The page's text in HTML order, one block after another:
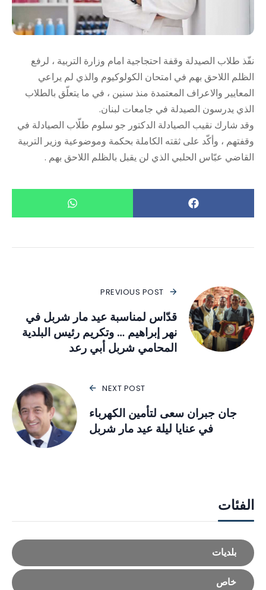
نفّذ طلاب الصيدلة وقفة احتجاجية امام وزارة التربية ، لرفع
الظلم اللاحق بهم في امتحان الكولوكيوم والذي لم يراعي
المعايير والاعراف المعتمدة منذ سنين ، في ما يتعلّق بالطلاب
الذي يدرسون الصيدلة في جامعات لبنان.
وقد شارك نقيب الصيادلة الدكتور جو سلوم طلّاب الصيادلة في
وقفتهم ، وأكّد على ثقته الكاملة بحكمة وموضوعية وزير التربية
القاضي عبّاس الحلبي الذي لن يقبل بالظلم اللاحق بهم .
PREVIOUS POST
قدّاس لمناسبة عيد مار شربل في
نهر إبراهيم … وتكريم رئيس البلدية
المحامي شربل أبي رعد
NEXT POST
جان جبران سعى لتأمين الكهرباء
في عنايا ليلة عيد مار شربل
الفئات
بلديات
خاص